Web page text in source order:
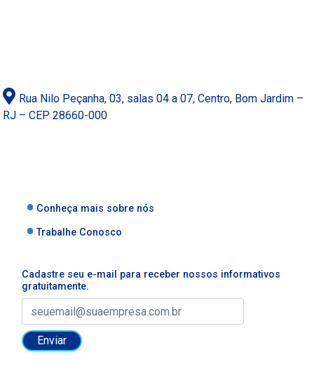
Rua Nilo Peçanha, 03, salas 04 a 07, Centro, Bom Jardim –
RJ – CEP 28660-000
Conheça mais sobre nós
Trabalhe Conosco
Cadastre seu e-mail para receber nossos informativos
gratuitamente.
Enviar